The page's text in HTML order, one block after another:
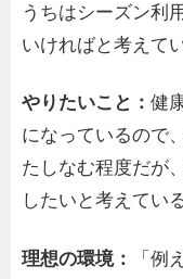
うちはシーズン利
いければと考えて
やりたいこと： 健
になっているので
たしなむ程度だが
したいと考えている
理想の環境：
「例